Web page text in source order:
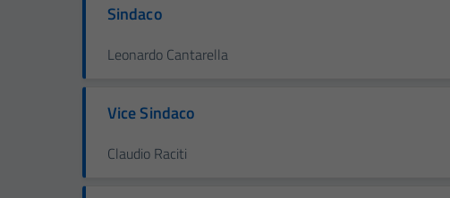
Sindaco
Leonardo Cantarella
Vice Sindaco
Claudio Raciti